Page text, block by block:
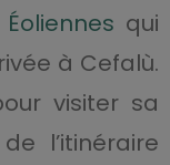
Éoliennes qui
à Cefalù.
visiter sa
l’itinéraire